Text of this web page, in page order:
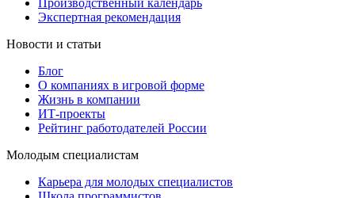
Экспертная рекомендация
Новости и статьи
Блог
О компаниях в игровой форме
Жизнь в компании
ИТ-проекты
Рейтинг работодателей России
Молодым специалистам
Карьера для молодых специалистов